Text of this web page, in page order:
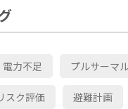
電力不足 プルサーマ
スク評価 避難計画